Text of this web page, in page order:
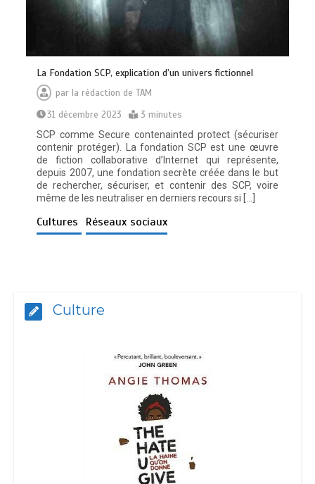
La Fondation SCP, explication d’un univers fictionnel
par la rédaction de TAM
31 décembre 2023
3 minutes
SCP comme Secure contenainted protect (sécuriser
contenir protéger). La fondation SCP est une œuvre
de fiction collaborative d’Internet qui représente,
depuis 2007, une fondation secrète créée dans le but
de rechercher, sécuriser, et contenir des SCP, voire
même de les neutraliser en derniers recours si […]
Cultures Réseaux sociaux
Culture